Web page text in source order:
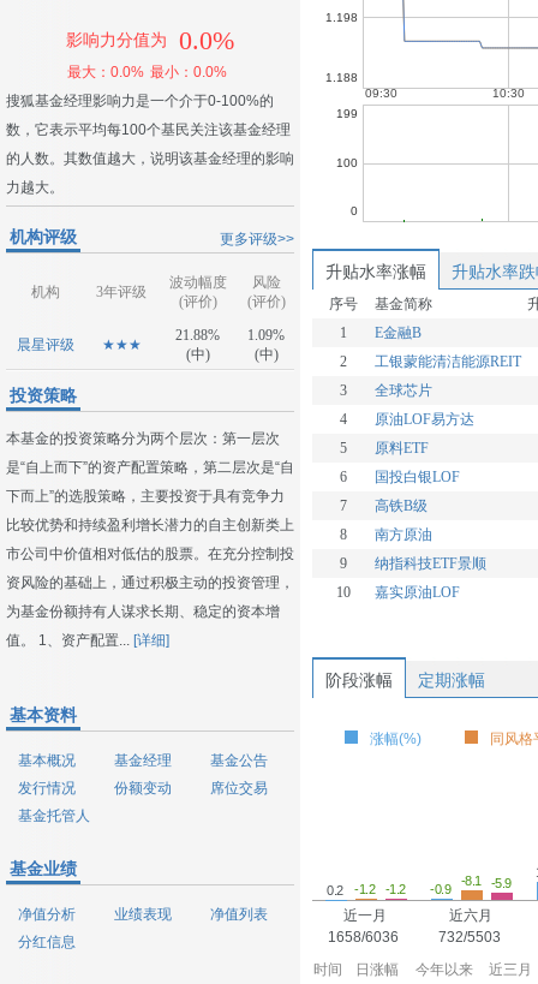
影响力分值为 0.0%
最大：0.0% 最小：0.0%
搜狐基金经理影响力是一个介于0-100%的
数，它表示平均每100个基民关注该基金经理
的人数。其数值越大，说明该基金经理的影响
力越大。
更多评级>>
机构评级
机构 3年评级
波动幅度
(评价)
风险
(评价)
晨星评级 ★★★
21.88%
(中)
1.09%
(中)
投资策略
本基金的投资策略分为两个层次：第一层次
是“自上而下”的资产配置策略，第二层次是“自
下而上”的选股策略，主要投资于具有竞争力
比较优势和持续盈利增长潜力的自主创新类上
市公司中价值相对低估的股票。在充分控制投
资风险的基础上，通过积极主动的投资管理，
为基金份额持有人谋求长期、稳定的资本增
值。 1、资产配置... [详细]
基本资料
基本概况 基金经理
基金公告
发行情况
份额变动
席位交易
基金托管人
基金业绩
净值分析 业绩表现
净值列表
分红信息
升贴水率涨幅 升贴水率
序号 基金简称
1
E金融B
2
工银蒙能清洁能源REIT
3
全球芯片
4
原油LOF易方达
5
原料ETF
6
国投白银LOF
7
高铁B级
8
南方原油
9
纳指科技ETF景顺
10
嘉实原油LOF
阶段涨幅 定期涨幅
涨幅(%) 同风格
0.2 -1.2 -1.2
近一月
1658/6036
-0.9
-8.1 -5.9
近六月
732/5503
时间 日涨幅 今年以来
近三月